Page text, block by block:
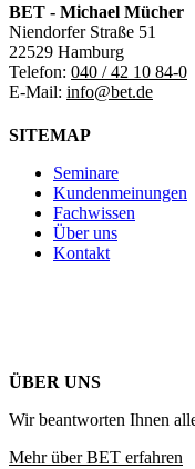
BET - Michael Mücher
Niendorfer Straße 51
22529 Hamburg
Telefon: 040 / 42 10 84-0
E-Mail: info@bet.de
SITEMAP
Seminare
Kundenmeinungen
Fachwissen
Über uns
Kontakt
ÜBER UNS
Wir beantworten Ihnen
Mehr über BET erfahren